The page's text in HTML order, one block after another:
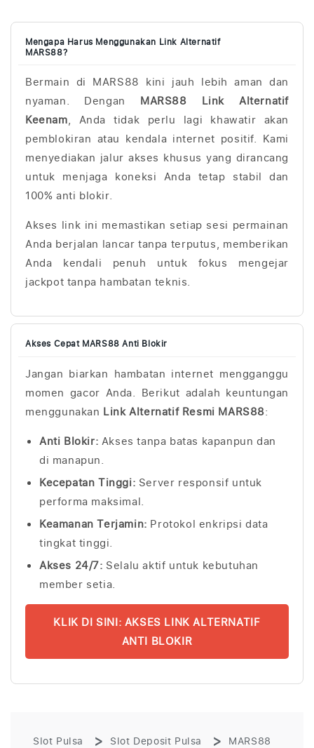
o
t
Mengapa Harus Menggunakan Link Alternatif
MARS88?
Bermain di MARS88 kini jauh lebih aman dan
nyaman. Dengan MARS88 Link Alternatif
Keenam, Anda tidak perlu lagi khawatir akan
pemblokiran atau kendala internet positif. Kami
menyediakan jalur akses khusus yang dirancang
untuk menjaga koneksi Anda tetap stabil dan
100% anti blokir.
Akses link ini memastikan setiap sesi permainan
Anda berjalan lancar tanpa terputus, memberikan
Anda kendali penuh untuk fokus mengejar
jackpot tanpa hambatan teknis.
Akses Cepat MARS88 Anti Blokir
Jangan biarkan hambatan internet mengganggu
momen gacor Anda. Berikut adalah keuntungan
menggunakan Link Alternatif Resmi MARS88:
Anti Blokir: Akses tanpa batas kapanpun dan
di manapun.
Kecepatan Tinggi: Server responsif untuk
performa maksimal.
Keamanan Terjamin: Protokol enkripsi data
tingkat tinggi.
Akses 24/7: Selalu aktif untuk kebutuhan
member setia.
KLIK DI SINI: AKSES LINK ALTERNATIF
ANTI BLOKIR
Slot Pulsa Slot Deposit Pulsa
MARS88